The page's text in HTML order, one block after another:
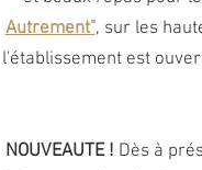
Autrement", sur les
l'établissement est
NOUVEAUTE ! Dès à